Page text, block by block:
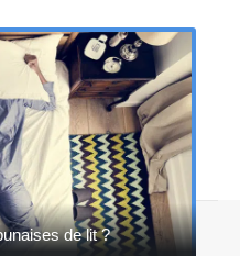
de lit ?
Sitemap